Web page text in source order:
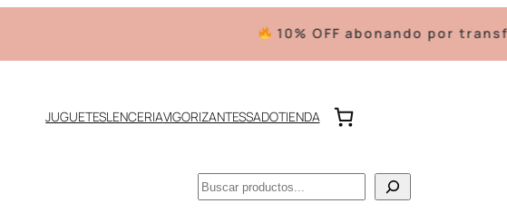
10% OFF abonando por
JUGUETESLENCERIAVIGORIZANTESSADOTIENDA
Buscar